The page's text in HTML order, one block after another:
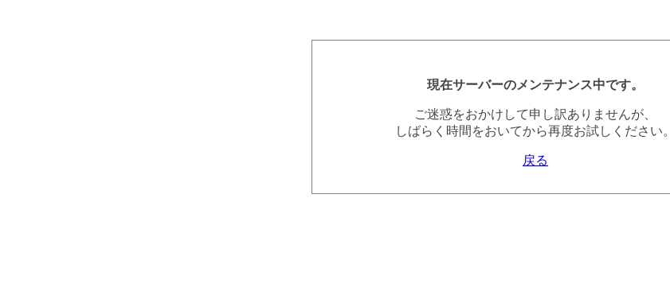
現在サーバーのメンテナンス中です。
ご迷惑をおかけして申し訳ありませんが、
しばらく時間をおいてから再度お試しください。
戻る